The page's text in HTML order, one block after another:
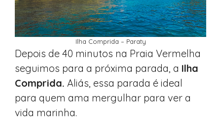
Ilha Comprida – Paraty
Depois de 40 minutos na Praia Vermelha
seguimos para a próxima parada, a Ilha
Comprida. Aliás, essa parada é ideal
para quem ama mergulhar para ver a
vida marinha.